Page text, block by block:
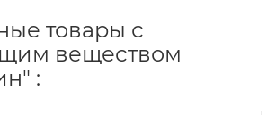
товары с
веществом
: